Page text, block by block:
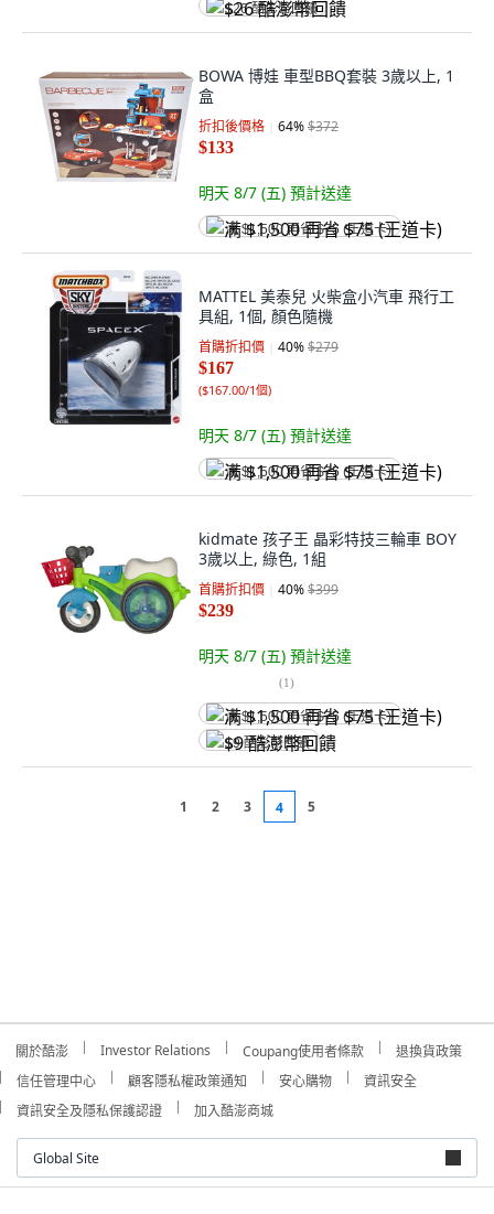
$26 酷澎幣回饋
BOWA 博娃 車型BBQ套裝 3歲以上, 1
盒
折扣後價格 64%$372
$133
明天 8/7 (五) 預計送達
满 $1,500 再省 $75 (王道卡)
MATTEL 美泰兒 火柴盒小汽車 飛行工
具組, 1個, 顏色隨機
首購折扣價 40%$279
$167
($167.00/1個)
明天 8/7 (五) 預計送達
满 $1,500 再省 $75 (王道卡)
kidmate 孩子王 晶彩特技三輪車 BOY
3歲以上, 綠色, 1組
首購折扣價 40%$399
$239
明天 8/7 (五) 預計送達
(1)
满 $1,500 再省 $75 (王道卡)
$9 酷澎幣回饋
1 2 3 4 5
關於酷澎 Investor Relations Coupang使用者條款
退換貨政策
信任管理中心
顧客隱私權政策通知 安心購物
資訊安全
資訊安全及隱私保護認證
加入酷澎商城
Global Site